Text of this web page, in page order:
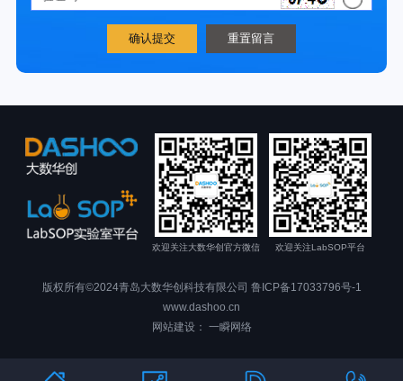
欢迎关注LabSOP平台
欢迎关注大数华创官方微信
版权所有©2024青岛大数华创科技有限公司 鲁ICP备17033796号-1
www.dashoo.cn
网站建设： 一瞬网络